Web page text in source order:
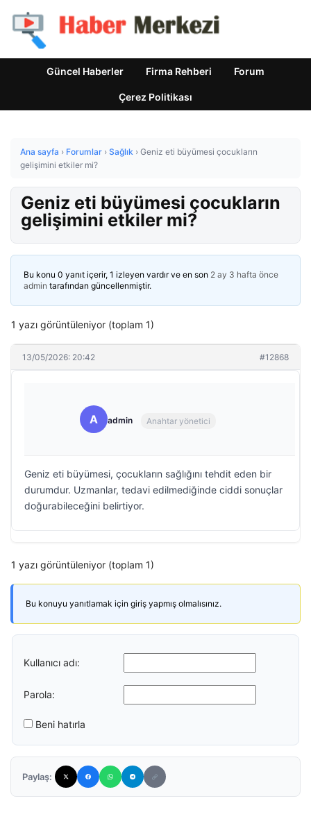
Güncel Haberler Firma Rehberi Forum
Çerez Politikası
Ana sayfa › Forumlar › Sağlık › Geniz eti büyümesi çocukların
gelişimini etkiler mi?
Geniz eti büyümesi çocukların
gelişimini etkiler mi?
Bu konu 0 yanıt içerir, 1 izleyen vardır ve en son 2 ay 3 hafta önce
admin tarafından güncellenmiştir.
1 yazı görüntüleniyor (toplam 1)
13/05/2026: 20:42 #12868
A admin Anahtar yönetici
Geniz eti büyümesi, çocukların sağlığını tehdit eden bir
durumdur. Uzmanlar, tedavi edilmediğinde ciddi sonuçlar
doğurabileceğini belirtiyor.
1 yazı görüntüleniyor (toplam 1)
Bu konuyu yanıtlamak için giriş yapmış olmalısınız.
Kullanıcı adı:
Parola:
Beni hatırla
Paylaş: